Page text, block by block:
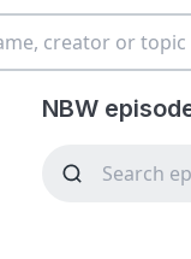
NBW